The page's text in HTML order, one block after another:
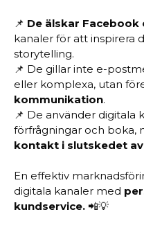
📌 De älskar Facebook
kanaler för att inspirera
storytelling.
📌 De gillar inte e-
eller komplexa, utan
kommunikation.
📌 De använder digitala
förfrågningar och boka,
kontakt i slutskedet
En effektiv
digitala kanaler med
kundservice. 📲💡